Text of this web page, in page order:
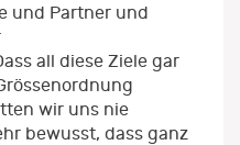
und Partner und
all diese Ziele gar
wir uns nie
bewusst, dass ganz